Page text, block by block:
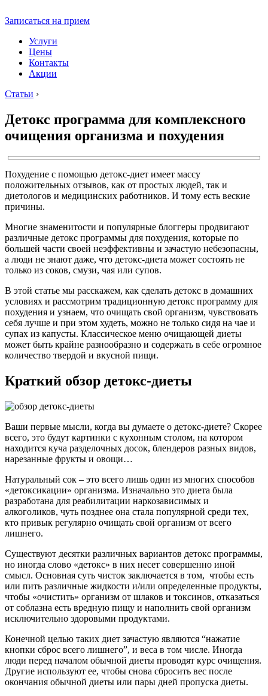
Записаться на прием
Услуги
Цены
Контакты
Акции
Статьи ›
Детокс программа для комплексного
очищения организма и похудения
Похудение с помощью детокс-диет имеет массу
положительных отзывов, как от простых людей, так и
диетологов и медицинских работников. И тому есть веские
причины.
Многие знаменитости и популярные блоггеры продвигают
различные детокс программы для похудения, которые по
большей части своей неэффективны и зачастую небезопасны,
а люди не знают даже, что детокс-диета может состоять не
только из соков, смузи, чая или супов.
В этой статье мы расскажем, как сделать детокс в домашних
условиях и рассмотрим традиционную детокс программу для
похудения и узнаем, что очищать свой организм, чувствовать
себя лучше и при этом худеть, можно не только сидя на чае и
супах из капусты. Классическое меню очищающей диеты
может быть крайне разнообразно и содержать в себе огромное
количество твердой и вкусной пищи.
Краткий обзор детокс-диеты
Ваши первые мысли, когда вы думаете о детокс-диете? Скорее
всего, это будут картинки с кухонным столом, на котором
находится куча разделочных досок, блендеров разных видов,
нарезанные фрукты и овощи…
Натуральный сок – это всего лишь один из многих способов
«детоксикации» организма. Изначально это диета была
разработана для реабилитации наркозависимых и
алкоголиков, чуть позднее она стала популярной среди тех,
кто привык регулярно очищать свой организм от всего
лишнего.
Существуют десятки различных вариантов детокс программы,
но иногда слово «детокс» в них несет совершенно иной
смысл. Основная суть чисток заключается в том, чтобы есть
или пить различные жидкости и/или определенные продукты,
чтобы «очистить» организм от шлаков и токсинов, отказаться
от соблазна есть вредную пищу и наполнить свой организм
исключительно здоровыми продуктами.
Конечной целью таких диет зачастую являются “нажатие
кнопки сброс всего лишнего”, и веса в том числе. Иногда
люди перед началом обычной диеты проводят курс очищения.
Другие используют ее, чтобы снова сбросить вес после
окончания обычной диеты или пары дней пропуска диеты.